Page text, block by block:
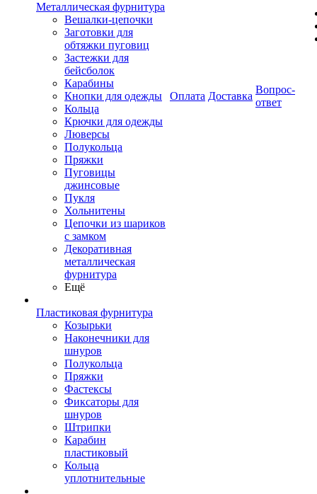
Металлическая фурнитура
Вешалки-цепочки
Заготовки для
обтяжки пуговиц
Застежки для
бейсболок
Карабины
Кнопки для одежды
Кольца
Крючки для одежды
Люверсы
Полукольца
Пряжки
Пуговицы
джинсовые
Пукля
Хольнитены
Цепочки из шариков
с замком
Декоративная
металлическая
фурнитура
Ещё
Пластиковая фурнитура
Козырьки
Наконечники для
шнуров
Полукольца
Пряжки
Фастексы
Фиксаторы для
шнуров
Штрипки
Карабин
пластиковый
Кольца
уплотнительные
Оплата Доставка
Вопрос-
ответ